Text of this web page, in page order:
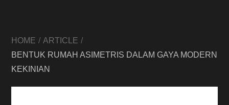
HOME
ARTICLE
BENTUK RUMAH ASIMETRIS DALAM GAYA MODERN
KEKINIAN